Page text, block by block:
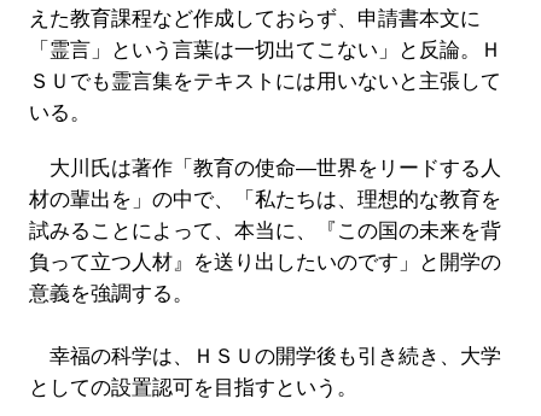
えた教育課程など作成しておらず、申請書本文に
「霊言」という言葉は一切出てこない」と反論。Ｈ
ＳＵでも霊言集をテキストには用いないと主張して
いる。
大川氏は著作「教育の使命―世界をリードする人
材の輩出を」の中で、「私たちは、理想的な教育を
試みることによって、本当に、『この国の未来を背
負って立つ人材』を送り出したいのです」と開学の
意義を強調する。
幸福の科学は、ＨＳＵの開学後も引き続き、大学
としての設置認可を目指すという。